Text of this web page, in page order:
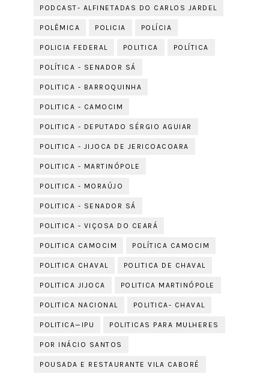
PODCAST- ALFINETADAS DO CARLOS JARDEL
POLÊMICA POLICIA POLÍCIA
POLICIA FEDERAL POLITICA POLÍTICA
POLÍTICA - SENADOR SÁ
POLITICA - BARROQUINHA
POLITICA - CAMOCIM
POLITICA - DEPUTADO SÉRGIO AGUIAR
POLITICA - JIJOCA DE JERICOACOARA
POLITICA - MARTINÓPOLE
POLITICA - MORAÚJO
POLITICA - SENADOR SÁ
POLITICA - VIÇOSA DO CEARÁ
POLITICA CAMOCIM POLÍTICA CAMOCIM
POLITICA CHAVAL POLITICA DE CHAVAL
POLITICA JIJOCA POLITICA MARTINÓPOLE
POLITICA NACIONAL POLITICA- CHAVAL
POLITICA—IPU POLITICAS PARA MULHERES
POR INÁCIO SANTOS
POUSADA E RESTAURANTE VILA CABORÉ